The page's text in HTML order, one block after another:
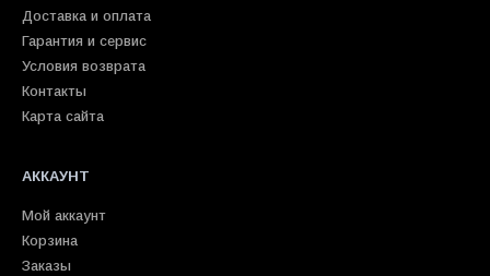
Доставка и оплата
Гарантия и сервис
Условия возврата
Контакты
Карта сайта
АККАУНТ
Мой аккаунт
Корзина
Заказы